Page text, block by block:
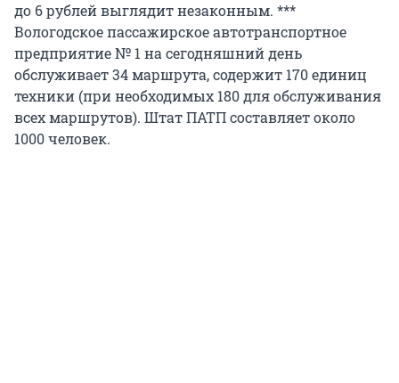
до 6 рублей выглядит незаконным. ***
Вологодское пассажирское автотранспортное
предприятие № 1 на сегодняшний день
обслуживает 34 маршрута, содержит 170 единиц
техники (при необходимых 180 для обслуживания
всех маршрутов). Штат ПАТП составляет около
1000 человек.